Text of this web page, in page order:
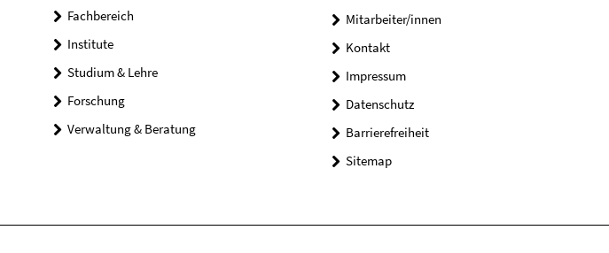
Fachbereich
Institute
Studium & Lehre
Forschung
Verwaltung & Beratung
Mitarbeiter/innen
Kontakt
Impressum
Datenschutz
Barrierefreiheit
Sitemap